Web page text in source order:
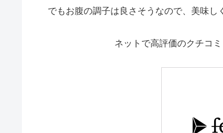
でもお腹の調子は良さそうなので、美味
ネットで高評価のクチコ